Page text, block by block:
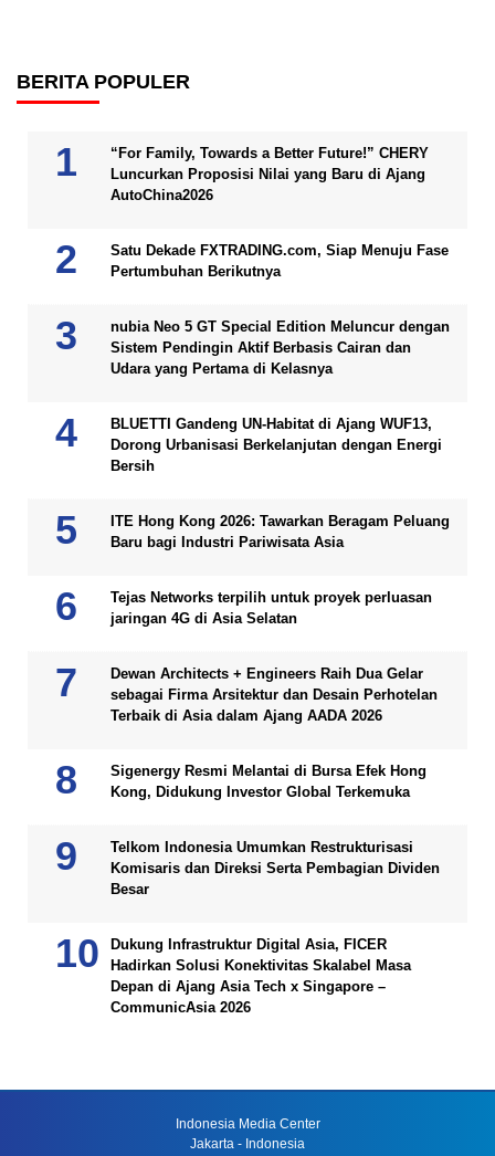
BERITA POPULER
“For Family, Towards a Better Future!” CHERY
Luncurkan Proposisi Nilai yang Baru di Ajang
AutoChina2026
Satu Dekade FXTRADING.com, Siap Menuju Fase
Pertumbuhan Berikutnya
nubia Neo 5 GT Special Edition Meluncur dengan
Sistem Pendingin Aktif Berbasis Cairan dan
Udara yang Pertama di Kelasnya
BLUETTI Gandeng UN-Habitat di Ajang WUF13,
Dorong Urbanisasi Berkelanjutan dengan Energi
Bersih
ITE Hong Kong 2026: Tawarkan Beragam Peluang
Baru bagi Industri Pariwisata Asia
Tejas Networks terpilih untuk proyek perluasan
jaringan 4G di Asia Selatan
Dewan Architects + Engineers Raih Dua Gelar
sebagai Firma Arsitektur dan Desain Perhotelan
Terbaik di Asia dalam Ajang AADA 2026
Sigenergy Resmi Melantai di Bursa Efek Hong
Kong, Didukung Investor Global Terkemuka
Telkom Indonesia Umumkan Restrukturisasi
Komisaris dan Direksi Serta Pembagian Dividen
Besar
Dukung Infrastruktur Digital Asia, FICER
Hadirkan Solusi Konektivitas Skalabel Masa
Depan di Ajang Asia Tech x Singapore –
CommunicAsia 2026
Indonesia Media Center
Jakarta - Indonesia